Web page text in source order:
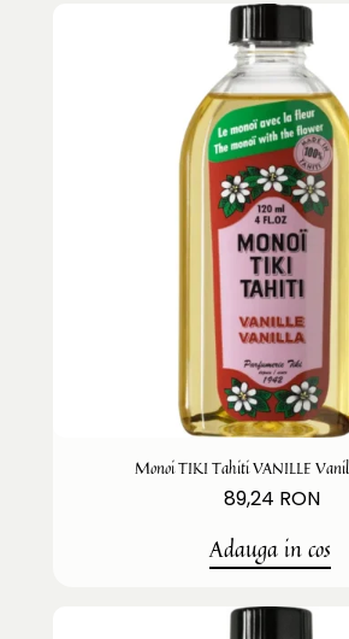
Monoi TIKI Tahiti VANILLE
89,24 RON
Adauga in cos